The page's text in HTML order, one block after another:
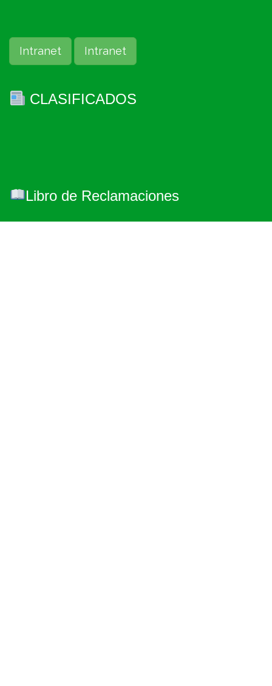
Intranet Intranet
CLASIFICADOS
Libro de Reclamaciones